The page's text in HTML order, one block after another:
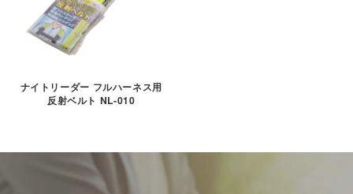
ナイトリーダー フルハーネス用
反射ベルト NL-010